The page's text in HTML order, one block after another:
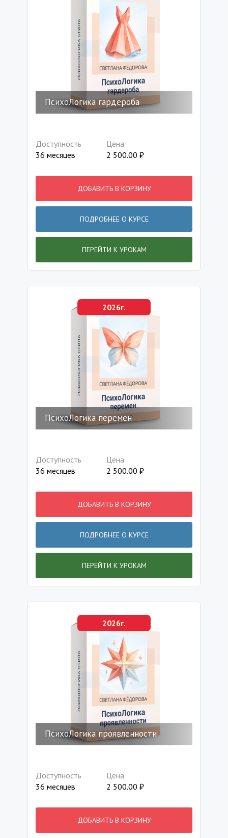
ПсихоЛогика гардероба
Доступность
36 месяцев
Цена
2 500.00 ₽
ДОБАВИТЬ В КОРЗИНУ
ПОДРОБНЕЕ О КУРСЕ
ПЕРЕЙТИ К УРОКАМ
2026г.
ПсихоЛогика перемен
Доступность
36 месяцев
Цена
2 500.00 ₽
ДОБАВИТЬ В КОРЗИНУ
ПОДРОБНЕЕ О КУРСЕ
ПЕРЕЙТИ К УРОКАМ
2026г.
ПсихоЛогика проявленности
Доступность
36 месяцев
Цена
2 500.00 ₽
ДОБАВИТЬ В КОРЗИНУ